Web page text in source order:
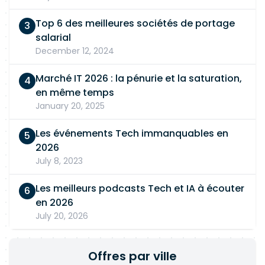
Top 6 des meilleures sociétés de portage
salarial
December 12, 2024
Marché IT 2026 : la pénurie et la saturation,
en même temps
January 20, 2025
Les événements Tech immanquables en
2026
July 8, 2023
Les meilleurs podcasts Tech et IA à écouter
en 2026
July 20, 2026
Offres par ville